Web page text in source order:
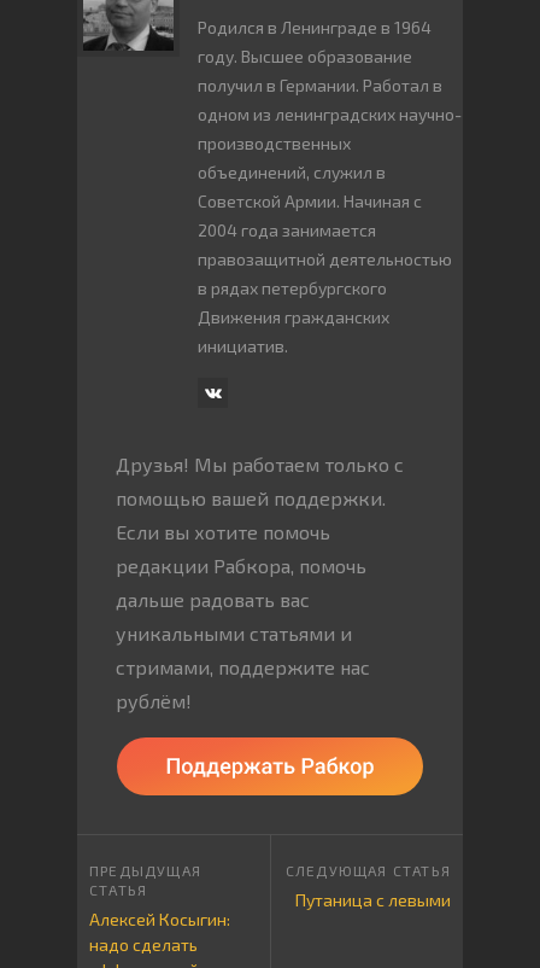
Родился в Ленинграде в 1964
году. Высшее образование
получил в Германии. Работал в
одном из ленинградских научно-
производственных
объединений, служил в
Советской Армии. Начиная с
2004 года занимается
правозащитной деятельностью
в рядах петербургского
Движения гражданских
инициатив.
Друзья! Мы работаем только с
помощью вашей поддержки.
Если вы хотите помочь
редакции Рабкора, помочь
дальше радовать вас
уникальными статьями и
стримами, поддержите нас
рублём!
Алексей Косыгин:
надо сделать
Путаница с левыми